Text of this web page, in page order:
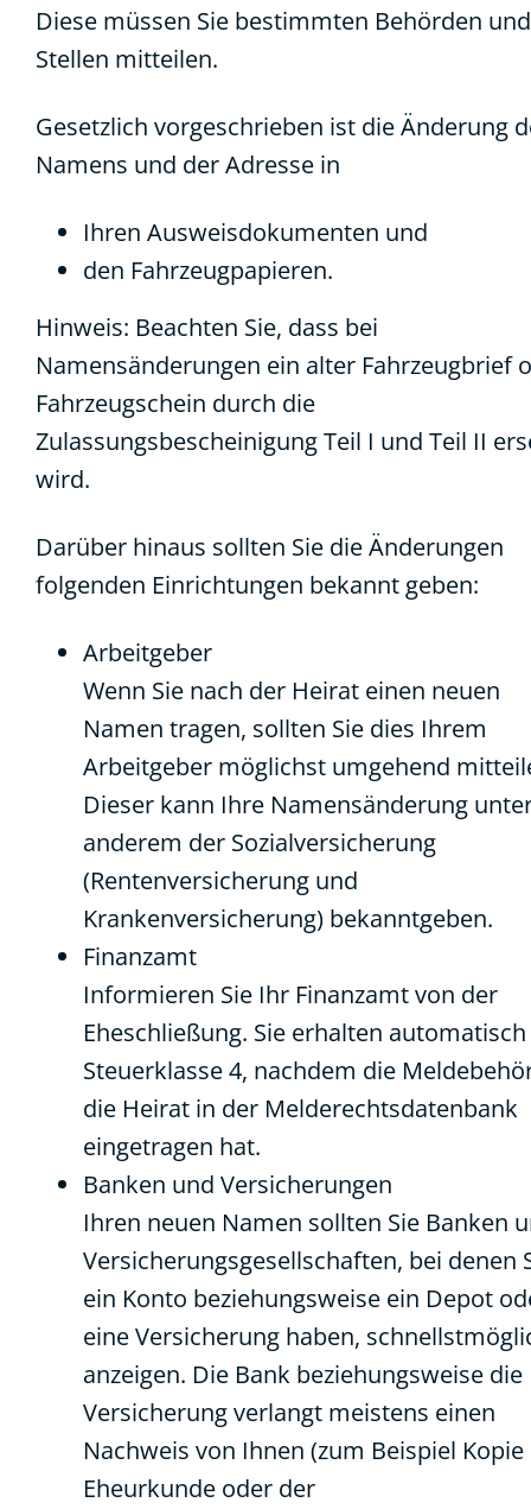
Diese müssen Sie bestimmten Behörden und
Stellen mitteilen.
Gesetzlich vorgeschrieben ist die Änderung
Namens und der Adresse in
Ihren Ausweisdokumenten und
den Fahrzeugpapieren.
Hinweis: Beachten Sie, dass bei
Namensänderungen ein alter Fahrzeugbrief
Fahrzeugschein durch die
Zulassungsbescheinigung Teil I und Teil II
wird.
Darüber hinaus sollten Sie die Änderungen
folgenden Einrichtungen bekannt geben:
Arbeitgeber
Wenn Sie nach der Heirat einen neuen
Namen tragen, sollten Sie dies Ihrem
Arbeitgeber möglichst umgehend
Dieser kann Ihre Namensänderung
anderem der Sozialversicherung
(Rentenversicherung und
Krankenversicherung) bekanntgeben.
Finanzamt
Informieren Sie Ihr Finanzamt von der
Eheschließung. Sie erhalten
Steuerklasse 4, nachdem die
die Heirat in der Melderechtsdatenbank
eingetragen hat.
Banken und Versicherungen
Ihren neuen Namen sollten Sie Banken
Versicherungsgesellschaften, bei denen
ein Konto beziehungsweise ein Depot
eine Versicherung haben,
anzeigen. Die Bank beziehungsweise die
Versicherung verlangt meistens einen
Nachweis von Ihnen (zum Beispiel
Eheurkunde oder der